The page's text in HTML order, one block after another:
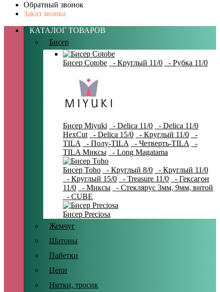
Обратный звонок
Заказ звонка
КАТАЛОГ ТОВАРОВ
Бисер
Бисер Cotobe - Круглый 11/0 - Рубка 11/0
Бисер Miyuki - Delica 11/0
- Delica 11/0
HexCut
- Delica 15/0 - Круглый 11/0
-
TILA
- Полу-TILA - Четверть-TILA
-
TILA Миксы
- Long Magatama
Бисер Toho - Круглый 8/0
- Круглый 11/0
- Круглый 15/0
- Treasure 11/0
- Гексагон
11/0
- Миксы
- Стеклярус 3мм, 9мм, витой
- CUBE
Бисер Preciosa
Жемчуг
Шатоны
Пайетки
Цепи
Нитки, тросик